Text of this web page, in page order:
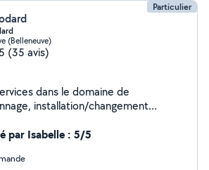
Particulier
(Belleneuve)
(35 avis)
dans le domaine de
installation/changement
et moto, je peux aussi proposer le
ou moto à domicile. Pour ce
en discuterons en fonction du
par Isabelle : 5/5